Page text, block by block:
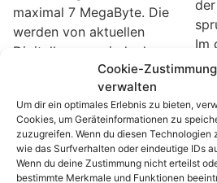
maximal 7 MegaByte. Die
werden von aktuellen
Digitalkameras jedoch
problemlos übertroffen.
Tritt so ein Fall ein, dann
kannst du mit Windows-
Bordmitteln die Fotos
blitzschnell anpassen.
Im
Cookie-Zustimmung
verwalten
Um dir ein optimales Erlebnis zu bieten,
Cookies, um Geräteinformationen zu
zuzugreifen. Wenn du diesen Technologien
wie das Surfverhalten oder eindeutige IDs
Wenn du deine Zustimmung nicht erteilst
bestimmte Merkmale und Funktionen